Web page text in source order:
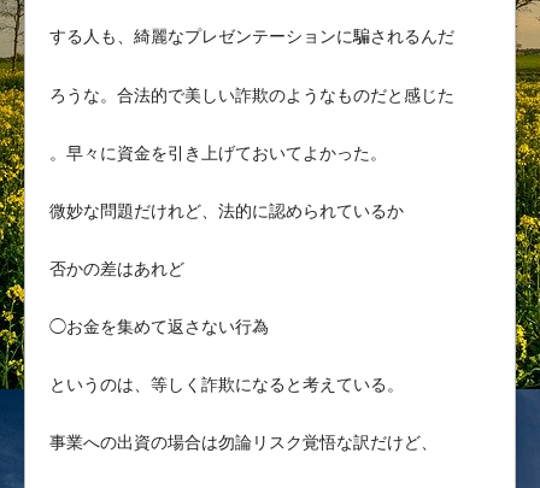
する人も、綺麗なプレゼンテーションに騙されるんだ
ろうな。合法的で美しい詐欺のようなものだと感じた
。早々に資金を引き上げておいてよかった。
微妙な問題だけれど、法的に認められているか
否かの差はあれど
◯お金を集めて返さない行為
というのは、等しく詐欺になると考えている。
事業への出資の場合は勿論リスク覚悟な訳だけど、